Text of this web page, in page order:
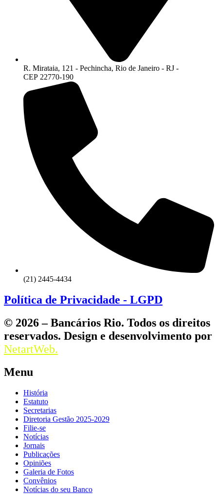
R. Mirataia, 121 - Pechincha, Rio de Janeiro - RJ -
CEP 22770-190
(21) 2445-4434
Política de Privacidade - LGPD
© 2026 – Bancários Rio. Todos os direitos
reservados. Design e desenvolvimento por
NetartWeb.
Menu
História
Estatuto
Secretarias
Diretoria Gestão 2025-2029
Filie-se
Notícias
Jornais
Publicações
Opiniões
Galeria de Fotos
Convênios
Notícias do seu Banco